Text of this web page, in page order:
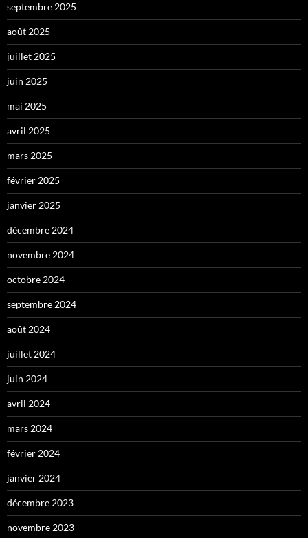
septembre 2025
août 2025
juillet 2025
juin 2025
mai 2025
avril 2025
mars 2025
février 2025
janvier 2025
décembre 2024
novembre 2024
octobre 2024
septembre 2024
août 2024
juillet 2024
juin 2024
avril 2024
mars 2024
février 2024
janvier 2024
décembre 2023
novembre 2023